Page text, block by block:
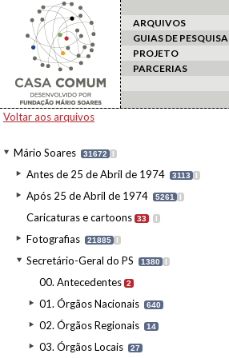
ARQUIVOS
GUIAS DE PESQUISA
PROJETO
PARCERIAS
Voltar aos arquivos
Mário Soares 31672 I
Antes de 25 de Abril de 1974 3113 I
Após 25 de Abril de 1974 5261 I
Caricaturas e cartoons 33 I
Fotografias 21885 I
Secretário-Geral do PS 1380 I
00. Antecedentes 2
01. Órgãos Nacionais 640
02. Órgãos Regionais 14
03. Órgãos Locais 27